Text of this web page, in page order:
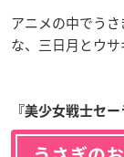
アニメの中でう
な、三日月とウサ
『美少女戦士セー